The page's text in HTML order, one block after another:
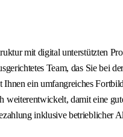
mit digital unterstützten
Team, das Sie bei
ein umfangreiches
weiterentwickelt, damit eine
inklusive betrieblicher